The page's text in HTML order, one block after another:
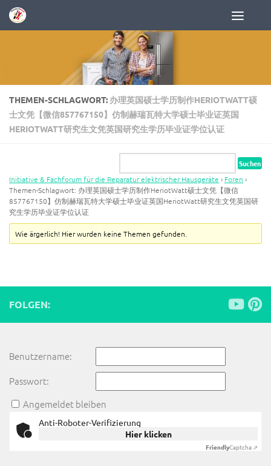
Zum Inhalt springen
THEMEN-SCHLAGWORT: 办理英国硕士学历制作HERIOTWATT硕
士文凭【微信857767150】仿制赫瑞瓦特大学硕士毕业证英国
HERIOTWATT研究生文凭英国研究生学历毕业证学位认证
Initiative & Fachforum für die Reparatur elektrischer Hausgeräte › Foren ›
Themen-Schlagwort: 办理英国硕士学历制作HeriotWatt硕士文凭【微信
857767150】仿制赫瑞瓦特大学硕士毕业证英国HeriotWatt研究生文凭英国研
究生学历毕业证学位认证
Wie ärgerlich! Hier wurden keine Themen gefunden.
FOLGEN:
Benutzername:
Passwort:
Angemeldet bleiben
Anti-Roboter-Verifizierung
Hier klicken
FriendlyCaptcha ⇗